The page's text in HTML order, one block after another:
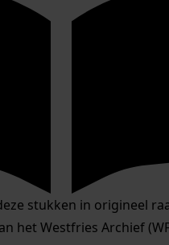
stukken in origineel
het Westfries Archief